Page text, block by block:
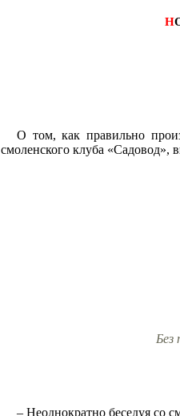
Н
О том, как правильно
смоленского клуба «Садовод»,
Без
– Неоднократно беседуя со